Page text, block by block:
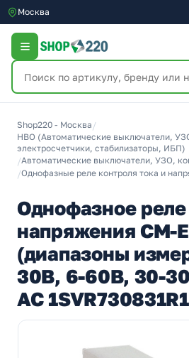
Москва
Shop220 - Москва /
НВО (Автоматические выключатели,
электросчетчики, стабилизаторы, ИБП)
/Автоматические выключатели, УЗО,
/Однофазные реле контроля тока и
Однофазное реле
напряжения CM-
(диапазоны
30В, 6-60В, 30-
AC